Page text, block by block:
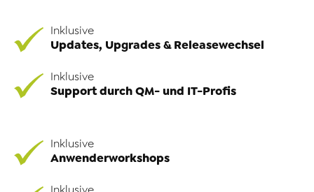
Inklusive
Updates, Upgrades & Releasewechsel
Inklusive
Support durch QM- und IT-Profis
Inklusive
Anwenderworkshops